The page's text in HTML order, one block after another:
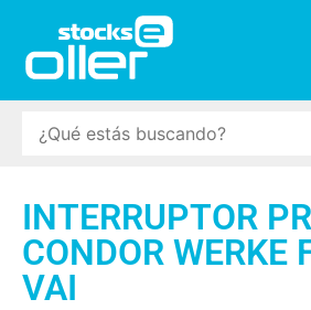
INTERRUPTOR
CONDOR WERKE
VAI